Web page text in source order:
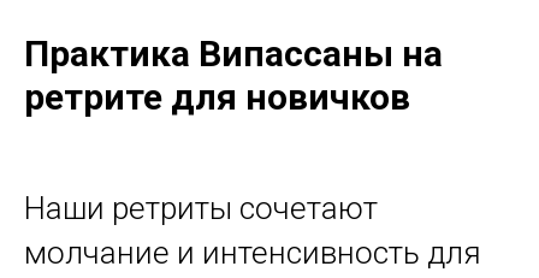
Практика Випассаны на
ретрите для новичков
Наши ретриты сочетают
молчание и интенсивность для